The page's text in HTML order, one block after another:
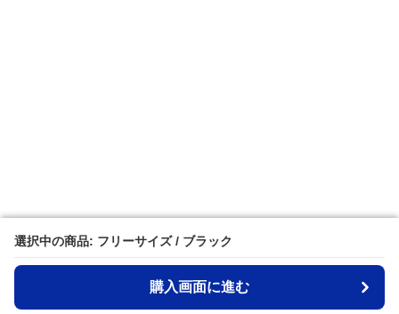
選択中の商品: フリーサイズ / ブラック
購入画面に進む
選択中の商品: フリーサイズ / ブラック
購入画面に進む